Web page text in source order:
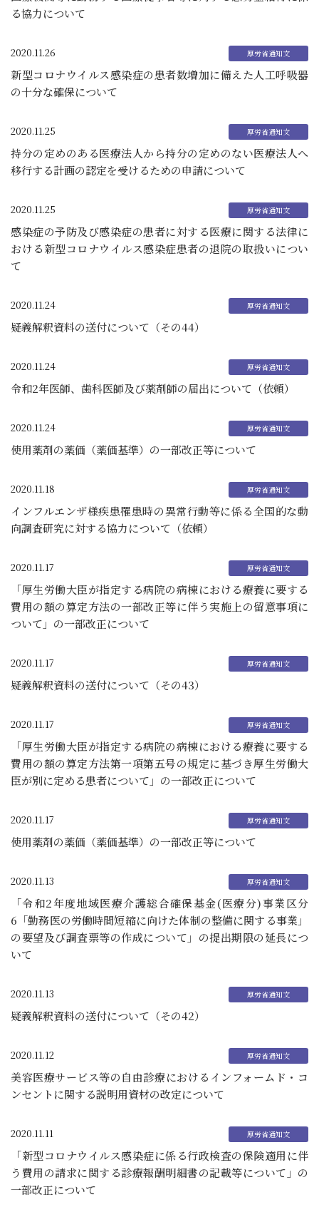
る協力について
2020.11.26
新型コロナウイルス感染症の患者数増加に備えた人工呼吸器
の十分な確保について
2020.11.25
持分の定めのある医療法人から持分の定めのない医療法人へ
移行する計画の認定を受けるための申請について
2020.11.25
感染症の予防及び感染症の患者に対する医療に関する法律に
おける新型コロナウイルス感染症患者の退院の取扱いについ
て
2020.11.24
疑義解釈資料の送付について（その44）
2020.11.24
令和2年医師、歯科医師及び薬剤師の届出について（依頼）
2020.11.24
使用薬剤の薬価（薬価基準）の一部改正等について
2020.11.18
インフルエンザ様疾患罹患時の異常行動等に係る全国的な動
向調査研究に対する協力について（依頼）
2020.11.17
「厚生労働大臣が指定する病院の病棟における療養に要する
費用の額の算定方法の一部改正等に伴う実施上の留意事項に
ついて」の一部改正について
2020.11.17
疑義解釈資料の送付について（その43）
2020.11.17
「厚生労働大臣が指定する病院の病棟における療養に要する
費用の額の算定方法第一項第五号の規定に基づき厚生労働大
臣が別に定める患者について」の一部改正について
2020.11.17
使用薬剤の薬価（薬価基準）の一部改正等について
2020.11.13
「令和2年度地域医療介護総合確保基金(医療分)事業区分
6「勤務医の労働時間短縮に向けた体制の整備に関する事業」
の要望及び調査票等の作成について」の提出期限の延長につ
いて
2020.11.13
疑義解釈資料の送付について（その42）
2020.11.12
美容医療サービス等の自由診療におけるインフォームド・コ
ンセントに関する説明用資材の改定について
2020.11.11
「新型コロナウイルス感染症に係る行政検査の保険適用に伴
う費用の請求に関する診療報酬明細書の記載等について」の
一部改正について